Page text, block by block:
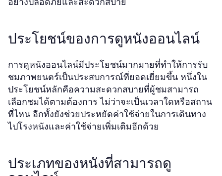
ประโยชน์ของการดูหนังออนไลน์
การดูหนังออนไลน์มีประโยชน์มากมายที่ทำให้การรับ
ชมภาพยนตร์เป็นประสบการณ์ที่ยอดเยี่ยมขึ้น หนึ่งใน
ประโยชน์หลักคือความสะดวกสบายที่ผู้ชมสามารถ
เลือกชมได้ตามต้องการ ไม่ว่าจะเป็นเวลาใดหรือสถาน
ที่ไหน อีกทั้งยังช่วยประหยัดค่าใช้จ่ายในการเดินทาง
ไปโรงหนังและค่าใช้จ่ายเพิ่มเติมอีกด้วย
ประเภทของหนังที่สามารถดู